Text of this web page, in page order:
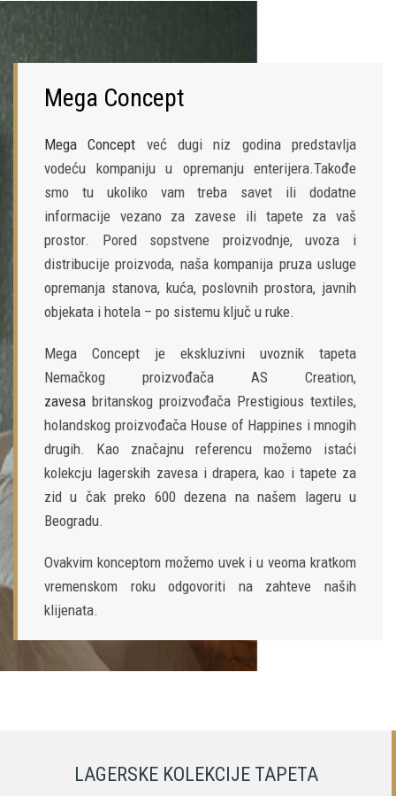
Mega Concept
Mega Concept već dugi niz godina predstavlja
vodeću kompaniju u opremanju enterijera.Takođe
smo tu ukoliko vam treba savet ili dodatne
informacije vezano za zavese ili tapete za vaš
prostor. Pored sopstvene proizvodnje, uvoza i
distribucije proizvoda, naša kompanija pruza usluge
opremanja stanova, kuća, poslovnih prostora, javnih
objekata i hotela – po sistemu ključ u ruke.
Mega Concept je ekskluzivni uvoznik tapeta
Nemačkog proizvođača AS Creation,
zavesa britanskog proizvođača Prestigious textiles,
holandskog proizvođača House of Happines i mnogih
drugih. Kao značajnu referencu možemo istaći
kolekcju lagerskih zavesa i drapera, kao i tapete za
zid u čak preko 600 dezena na našem lageru u
Beogradu.
Ovakvim konceptom možemo uvek i u veoma kratkom
vremenskom roku odgovoriti na zahteve naših
klijenata.
LAGERSKE KOLEKCIJE TAPETA